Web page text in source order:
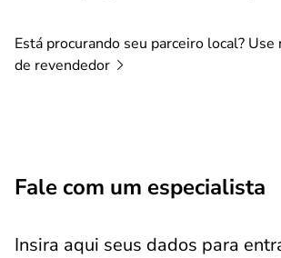
Está procurando seu parceiro local? Use
de revendedor
Fale com um especialista
Insira aqui seus dados para